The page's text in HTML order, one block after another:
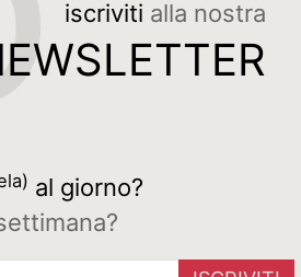
iscriviti alla nostra
al giorno?